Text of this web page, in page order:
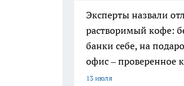
Эксперты назвали
растворимый кофе:
банки себе, на
офис – проверенное
13 июля